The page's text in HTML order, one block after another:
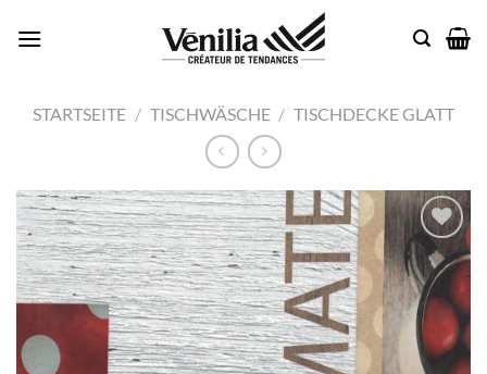
Inhalt
STARTSEITE / TISCHWÄSCHE / TISCHDECKE GLATT
Add to
wishlist